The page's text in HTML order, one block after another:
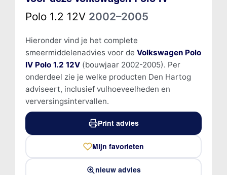
Polo 1.2 12V 2002–2005
Hieronder vind je het complete
smeermiddelenadvies voor de Volkswagen Polo
IV Polo 1.2 12V(bouwjaar 2002-2005). Per
onderdeel zie je welke producten Den Hartog
adviseert, inclusief vulhoeveelheden en
verversingsintervallen.
Print advies
Mijn favorieten
nieuw advies